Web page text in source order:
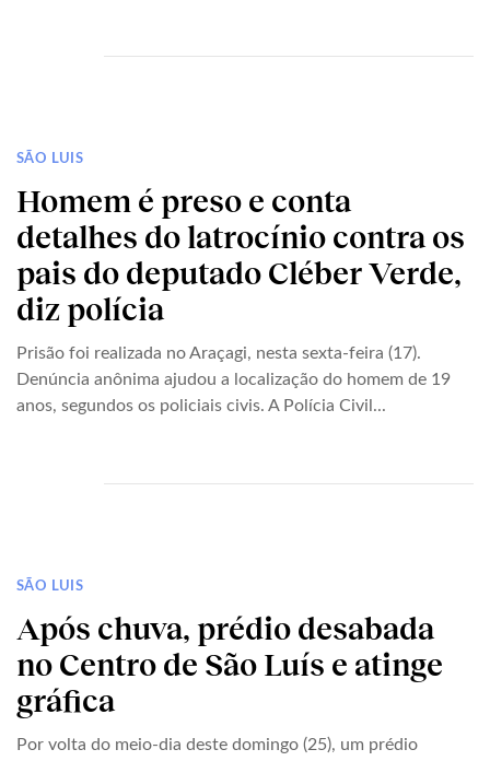
SÃO LUIS
Homem é preso e conta
detalhes do latrocínio contra os
pais do deputado Cléber Verde,
diz polícia
Prisão foi realizada no Araçagi, nesta sexta-feira (17).
Denúncia anônima ajudou a localização do homem de 19
anos, segundos os policiais civis. A Polícia Civil...
SÃO LUIS
Após chuva, prédio desabada
no Centro de São Luís e atinge
gráfica
Por volta do meio-dia deste domingo (25), um prédio